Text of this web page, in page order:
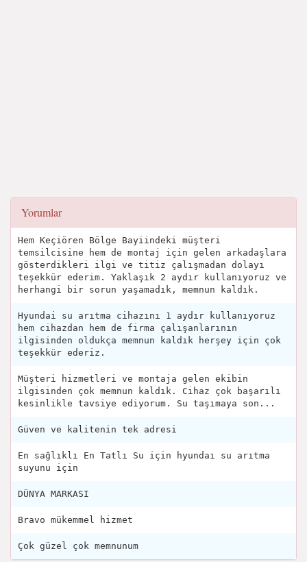
Yorumlar
Hem Keçiören Bölge Bayiindeki müşteri
temsilcisine hem de montaj için gelen arkadaşlara
gösterdikleri ilgi ve titiz çalışmadan dolayı
teşekkür ederim. Yaklaşık 2 aydır kullanıyoruz ve
herhangi bir sorun yaşamadık, memnun kaldık.
Hyundai su arıtma cihazını 1 aydır kullanıyoruz
hem cihazdan hem de firma çalışanlarının
ilgisinden oldukça memnun kaldık herşey için çok
teşekkür ederiz.
Müşteri hizmetleri ve montaja gelen ekibin
ilgisinden çok memnun kaldık. Cihaz çok başarılı
kesinlikle tavsiye ediyorum. Su taşımaya son...
Güven ve kalitenin tek adresi
En sağlıklı En Tatlı Su için hyundaı su arıtma
suyunu için
DÜNYA MARKASI
Bravo mükemmel hizmet
Çok güzel çok memnunum